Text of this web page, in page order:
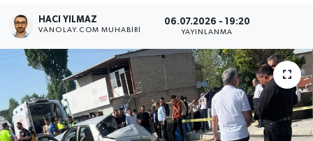
HACI YILMAZ
VANOLAY.COM MUHABIRI
06.07.2026 - 19:20
YAYINLANMA
Dünya
RESMİ İLANLAR
Haber Arşivi